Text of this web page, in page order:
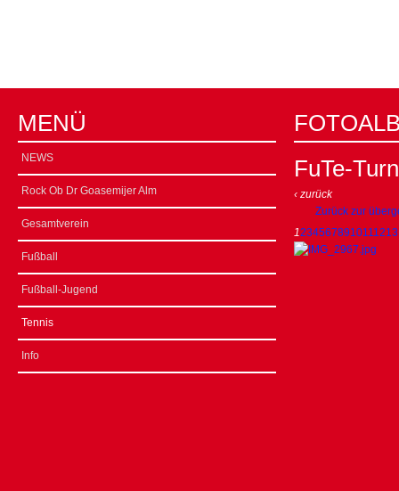
MENÜ
NEWS
Rock Ob Dr Goasemijer Alm
Gesamtverein
Fußball
Fußball-Jugend
Tennis
Info
FuTe-
‹ zurück
Zurück zur
1234567891011 1213